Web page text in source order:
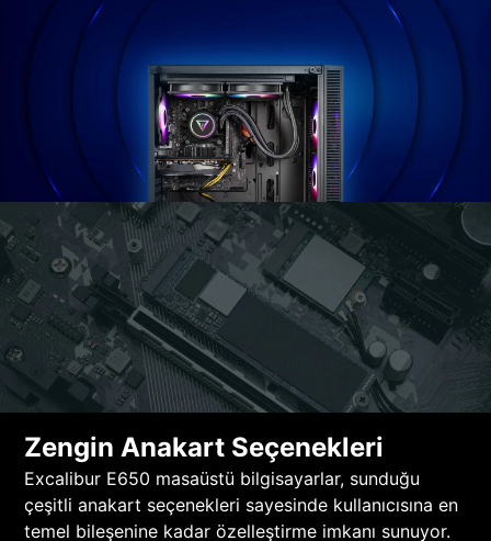
Zengin Anakart Seçenekleri
Excalibur E650 masaüstü bilgisayarlar, sunduğu
çeşitli anakart seçenekleri sayesinde kullanıcısına en
temel bileşenine kadar özelleştirme imkanı sunuyor.